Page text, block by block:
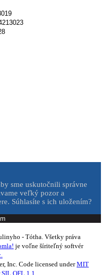
sme uskutočnili správne
veľký pozor a
Súhlasíte s ich uložením?
- Tótha. Všetky práva
je voľne šíriteľný softvér
Inc. Code licensed underMIT
SIL OFL 1.1